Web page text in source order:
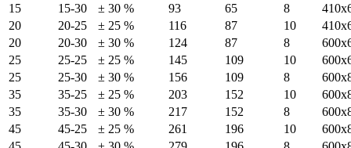
15
15-30 ± 30 % 93 65 8
20
20-25 ± 25 % 116 87 10
20
20-30 ± 30 % 124 87 8
25
25-25 ± 25 % 145 109 10
25
25-30 ± 30 % 156 109 8
35
35-25 ± 25 % 203 152 10
35
35-30 ± 30 % 217 152 8
45
45-25 ± 25 % 261 196 10